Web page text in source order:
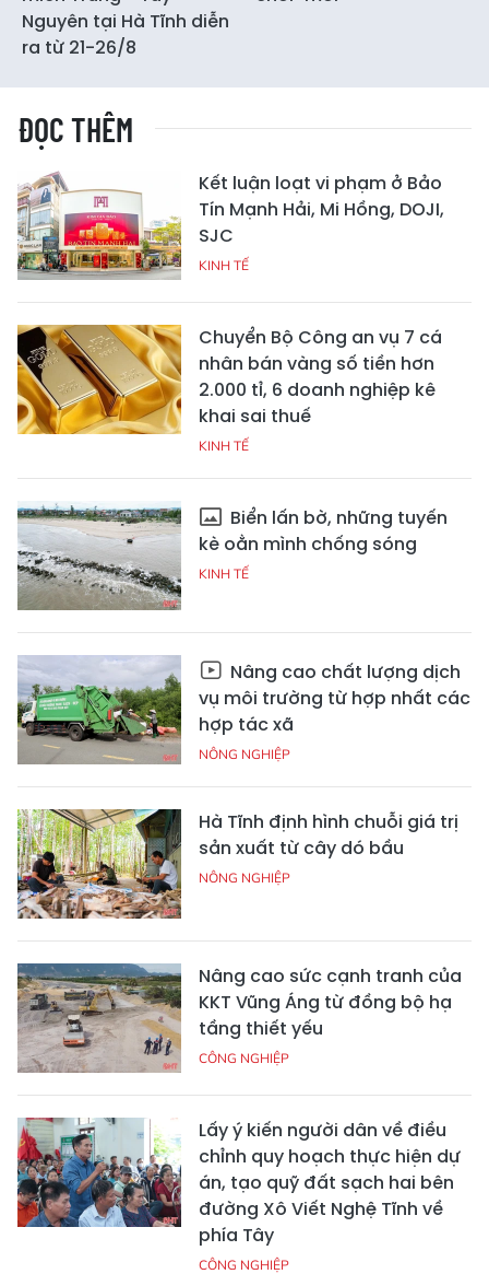
Nguyên tại Hà Tĩnh diễn
ra từ 21-26/8
ĐỌC THÊM
Kết luận loạt vi phạm ở Bảo
Tín Mạnh Hải, Mi Hồng, DOJI,
SJC
KINH TẾ
Chuyển Bộ Công an vụ 7 cá
nhân bán vàng số tiền hơn
2.000 tỉ, 6 doanh nghiệp kê
khai sai thuế
KINH TẾ
Biển lấn bờ, những tuyến
kè oằn mình chống sóng
KINH TẾ
Nâng cao chất lượng dịch
vụ môi trường từ hợp nhất các
hợp tác xã
NÔNG NGHIỆP
Hà Tĩnh định hình chuỗi giá trị
sản xuất từ cây dó bầu
NÔNG NGHIỆP
Nâng cao sức cạnh tranh của
KKT Vũng Áng từ đồng bộ hạ
tầng thiết yếu
CÔNG NGHIỆP
Lấy ý kiến người dân về điều
chỉnh quy hoạch thực hiện dự
án, tạo quỹ đất sạch hai bên
đường Xô Viết Nghệ Tĩnh về
phía Tây
CÔNG NGHIỆP